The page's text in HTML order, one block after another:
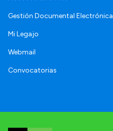
Gestión Documental Electrónica
Mi Legajo
Webmail
Convocatorias